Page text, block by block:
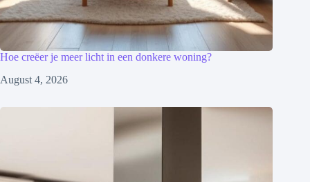
Hoe creëer je meer licht in een donkere woning?
August 4, 2026